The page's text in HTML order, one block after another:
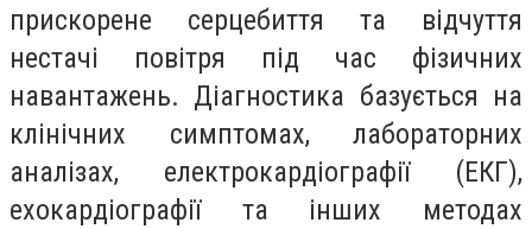
прискорене серцебиття та відчуття
нестачі повітря під час фізичних
навантажень. Діагностика базується на
клінічних симптомах, лабораторних
аналізах, електрокардіографії (ЕКГ),
ехокардіографії та інших методах